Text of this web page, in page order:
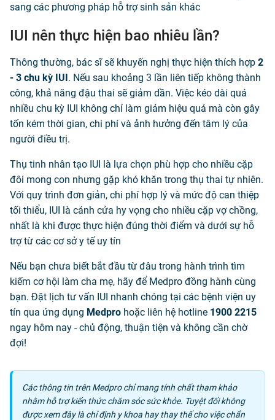
sang các phương pháp hỗ trợ sinh sản khác
IUI nên thực hiện bao nhiêu lần?
Thông thường, bác sĩ sẽ khuyến nghị thực hiện thích hợp 2
- 3 chu kỳ IUI. Nếu sau khoảng 3 lần liên tiếp không thành
công, khả năng đậu thai sẽ giảm dần. Việc kéo dài quá
nhiều chu kỳ IUI không chỉ làm giảm hiệu quả mà còn gây
tốn kém thời gian, chi phí và ảnh hưởng đến tâm lý của
người điều trị.
Thụ tinh nhân tạo IUI là lựa chọn phù hợp cho nhiều cặp
đôi mong con nhưng gặp khó khăn trong thụ thai tự nhiên.
Với quy trình đơn giản, chi phí hợp lý và mức độ can thiệp
tối thiểu, IUI là cánh cửa hy vọng cho nhiều cặp vợ chồng,
nhất là khi được thực hiện đúng thời điểm và dưới sự hỗ
trợ từ các cơ sở y tế uy tín
Nếu bạn chưa biết bắt đầu từ đâu trong hành trình tìm
kiếm cơ hội làm cha mẹ, hãy để Medpro đồng hành cùng
bạn. Đặt lịch tư vấn IUI nhanh chóng tại các bệnh viện uy
tín qua ứng dụng Medpro hoặc liên hệ hotline 1900 2215
ngay hôm nay - chủ động, thuận tiện và không cần chờ
đợi!
Các thông tin trên Medpro chỉ mang tính chất tham khảo
nhằm hỗ trợ kiến thức chăm sóc sức khỏe. Tuyệt đối không
được xem đây là chỉ định y khoa hay thay thế cho việc chẩn